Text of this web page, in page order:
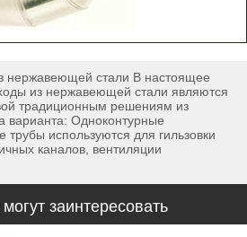
нержавеющей стали В настоящее
из нержавеющей стали являются
традиционным решениям из
варианта: Одноконтурные
используются для гильзовки
каналов, вентиляции
заинтересовать